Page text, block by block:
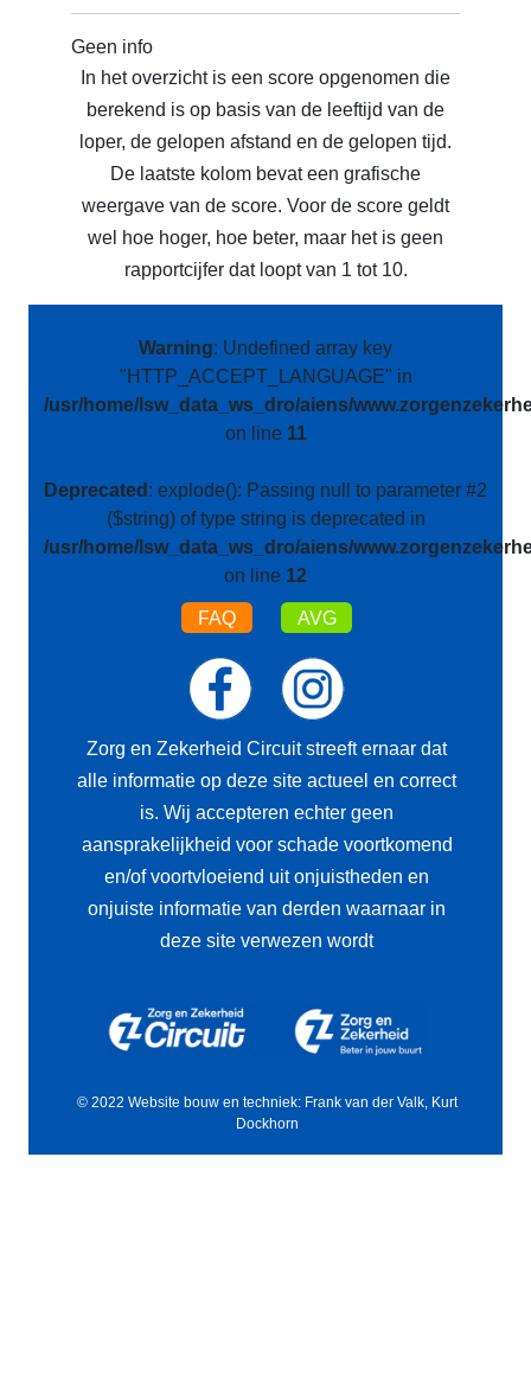
Geen info
In het overzicht is een score opgenomen die
berekend is op basis van de leeftijd van de
loper, de gelopen afstand en de gelopen tijd.
De laatste kolom bevat een grafische
weergave van de score. Voor de score geldt
wel hoe hoger, hoe beter, maar het is geen
rapportcijfer dat loopt van 1 tot 10.
Warning: Undefined array key
"HTTP_ACCEPT_LANGUAGE" in
/usr/home/lsw_data_ws_dro/aiens/
on line 11
Deprecated : explode(): Passing null to parameter #2
($string) of type string is deprecated in
/usr/home/lsw_data_ws_dro/aiens/
on line 12
FAQ AVG
Zorg en Zekerheid Circuit streeft ernaar dat
alle informatie op deze site actueel en correct
is. Wij accepteren echter geen
aansprakelijkheid voor schade voortkomend
en/of voortvloeiend uit onjuistheden en
onjuiste informatie van derden waarnaar in
deze site verwezen wordt
© 2022 Website bouw en techniek: Frank van der Valk, Kurt
Dockhorn